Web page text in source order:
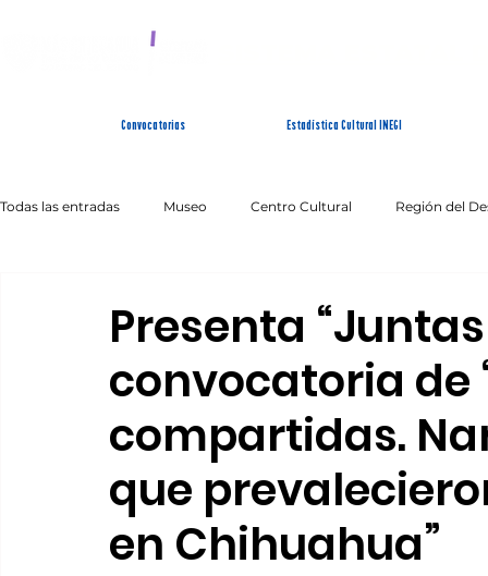
Convocatorias Estadística Cultural INEGI
Todas las entradas Museo Centro Cultural Región del
Presenta
convocatoria de
compartidas.
que
en Chihuahua”